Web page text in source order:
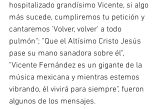
hospitalizado grandísimo Vicente, si algo
más sucede, cumpliremos tu petición y
cantaremos 'Volver, volver' a todo
pulmón"; "Que el Altísimo Cristo Jesús
pase su mano sanadora sobre él",
"Vicente Fernández es un gigante de la
música mexicana y mientras estemos
vibrando, él vivirá para siempre", fueron
algunos de los mensajes.